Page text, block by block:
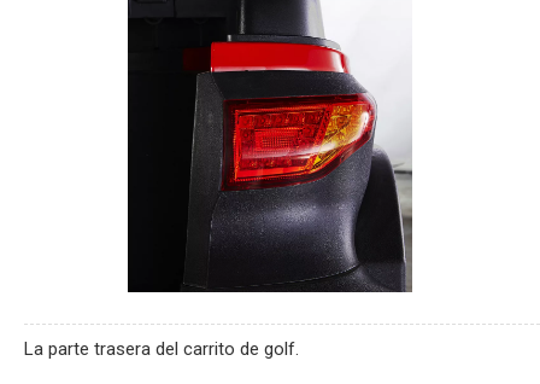
La parte trasera del carrito de golf.